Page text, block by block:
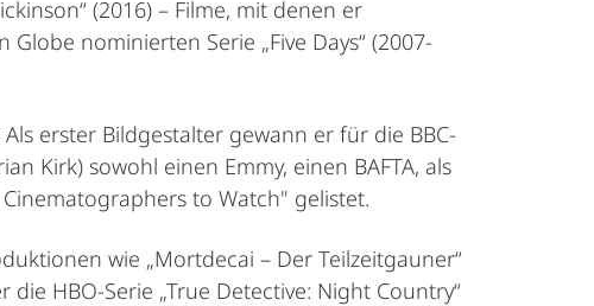
(2016) – Filme, mit denen er
nominierten Serie „Five Days“ (2007-
erster Bildgestalter gewann er für die BBC-
Kirk) sowohl einen Emmy, einen BAFTA, als
to Watch" gelistet.
wie „Mortdecai – Der Teilzeitgauner“
HBO-Serie „True Detective: Night Country“